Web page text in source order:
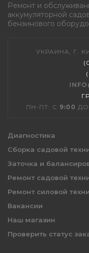
Ремонт и
аккумуляторной
бензинового
УКРАИНА, Г.
ПН-ПТ: С 9:00 ДО
Диагностика
Сборка садовой
Заточка и
Ремонт садовой
Ремонт силовой
Вакансии
Наш магазин
Проверить статус